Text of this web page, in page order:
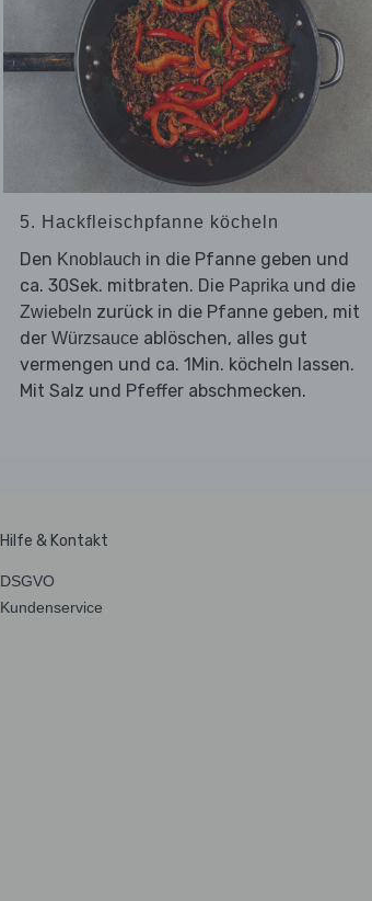
5. Hackfleischpfanne köcheln
Den Knoblauch in die Pfanne geben und
ca. 30Sek. mitbraten. Die Paprika und die
Zwiebeln zurück in die Pfanne geben, mit
der Würzsauce ablöschen, alles gut
vermengen und ca. 1Min. köcheln lassen.
Mit Salz und Pfeffer abschmecken.
Hilfe & Kontakt
DSGVO
Kundenservice